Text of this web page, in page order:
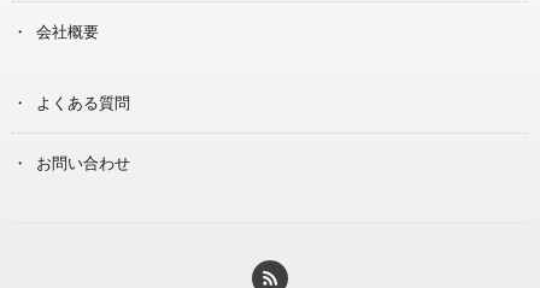
会社概要
よくある質問
お問い合わせ